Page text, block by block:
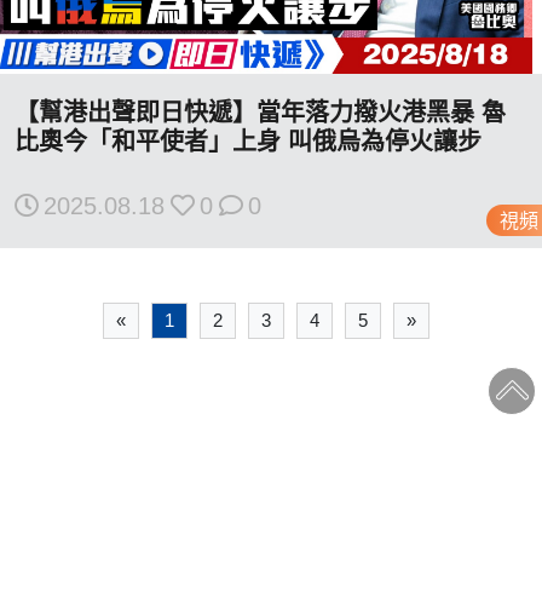
視頻
【幫港出聲即日快遞】當年落力撥火港黑暴 魯
比奧今「和平使者」上身 叫俄烏為停火讓步
2025.08.18 0 0
« 1 2 3 4 5 »